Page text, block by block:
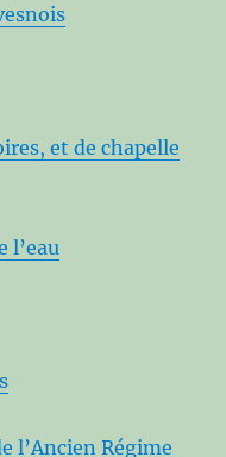
et de chapelle
l’eau
l’Ancien Régime